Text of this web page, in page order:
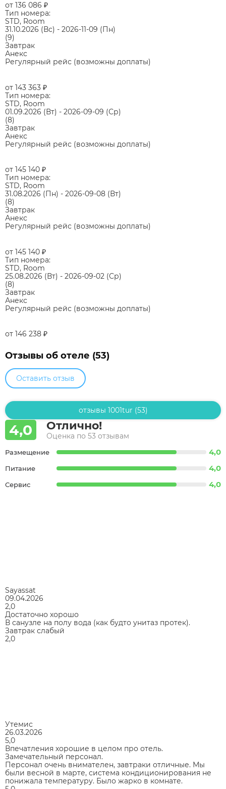
от 136 086 ₽
Тип номера:
STD, Room
31.10.2026 (Вс) - 2026-11-09 (Пн)
(9)
Завтрак
Анекс
Регулярный рейс (возможны доплаты)
от 143 363 ₽
Тип номера:
STD, Room
01.09.2026 (Вт) - 2026-09-09 (Ср)
(8)
Завтрак
Анекс
Регулярный рейс (возможны доплаты)
от 145 140 ₽
Тип номера:
STD, Room
31.08.2026 (Пн) - 2026-09-08 (Вт)
(8)
Завтрак
Анекс
Регулярный рейс (возможны доплаты)
от 145 140 ₽
Тип номера:
STD, Room
25.08.2026 (Вт) - 2026-09-02 (Ср)
(8)
Завтрак
Анекс
Регулярный рейс (возможны доплаты)
от 146 238 ₽
Отзывы об отеле (53)
Оставить отзыв
отзывы 1001tur (53)
4,0 Отлично!
Оценка по 53 отзывам
Размещение 4,0
Питание 4,0
Сервис 4,0
Sayassat
09.04.2026
2,0
Достаточно хорошо
В санузле на полу вода (как будто унитаз протек).
Завтрак слабый
2,0
Утемис
26.03.2026
5,0
Впечатления хорошие в целом про отель.
Замечательный персонал.
Персонал очень внимателен, завтраки отличные. Мы
были весной в марте, система кондиционирования не
понижала температуру. Было жарко в комнате.